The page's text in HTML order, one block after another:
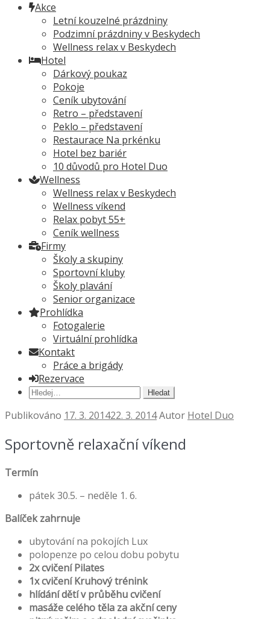
Akce
Letní kouzelné prázdniny
Podzimní prázdniny v Beskydech
Wellness relax v Beskydech
Hotel
Dárkový poukaz
Pokoje
Ceník ubytování
Retro – představení
Peklo – představení
Restaurace Na prkénku
Hotel bez bariér
10 důvodů pro Hotel Duo
Wellness
Wellness relax v Beskydech
Wellness víkend
Relax pobyt 55+
Ceník wellness
Firmy
Školy a skupiny
Sportovní kluby
Školy plavání
Senior organizace
Prohlídka
Fotogalerie
Virtuální prohlídka
Kontakt
Práce a brigády
Rezervace
Hledat:
Publikováno 17. 3. 201422. 3. 2014Autor Hotel Duo
Sportovně relaxační víkend
Termín
pátek 30.5. – neděle 1. 6.
Balíček zahrnuje
ubytování na pokojích Lux
polopenze po celou dobu pobytu
2x cvičení Pilates
1x cvičení Kruhový trénink
hlídání dětí v průběhu cvičení
masáže celého těla za akční ceny